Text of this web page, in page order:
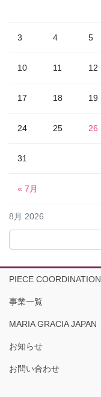
8月 2026
3 4 5
10 11 12
17 18 19
24 25 26
31
« 7月
PIECE COORDINATION
事業一覧
MARIA GRACIA JAPAN
お知らせ
お問い合わせ